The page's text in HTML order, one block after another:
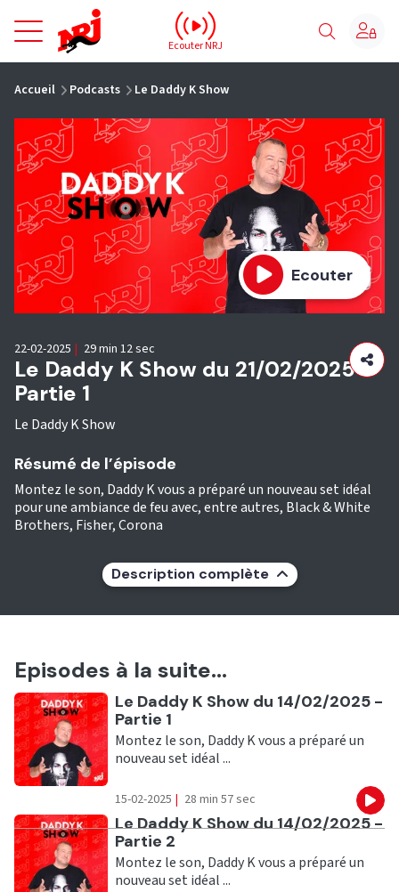
NRJ - Accueil
Ecouter NRJ
Accueil Podcasts Le Daddy K Show
Ecouter
Le Daddy K Show du 21/02/2025 -
Partie 1
Le Daddy K Show
22-02-2025 | 29 min 12 sec
Résumé de l’épisode
Montez le son, Daddy K vous a préparé un nouveau set idéal
pour une ambiance de feu avec, entre autres, Black & White
Brothers, Fisher, Corona
Description complète
Episodes à la suite...
Ecouter
Le Daddy K Show du 14/02/2025 -
Partie 1
Montez le son, Daddy K vous a préparé un
nouveau set idéal ...
15-02-2025 | 28 min 57 sec
Ecouter
Le Daddy K Show du 14/02/2025 -
Partie 2
Montez le son, Daddy K vous a préparé un
nouveau set idéal ...